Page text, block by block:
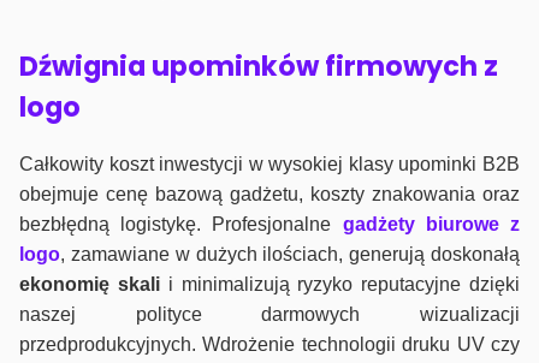
Dźwignia upominków firmowych z
logo
Całkowity koszt inwestycji w wysokiej klasy upominki B2B
obejmuje cenę bazową gadżetu, koszty znakowania oraz
bezbłędną logistykę. Profesjonalne gadżety biurowe z
logo, zamawiane w dużych ilościach, generują doskonałą
ekonomię skalii minimalizują ryzyko reputacyjne dzięki
naszej polityce darmowych wizualizacji
przedprodukcyjnych. Wdrożenie technologii druku UV czy